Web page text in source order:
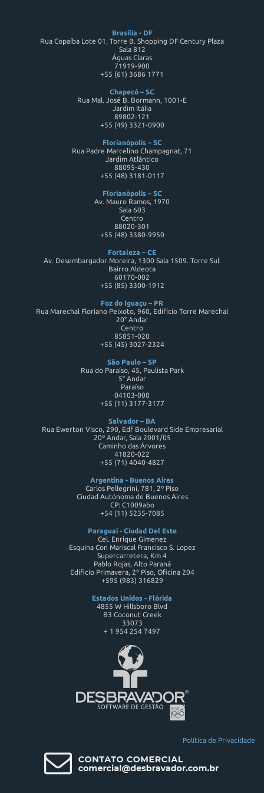
Brasília - DF
Rua Copaíba Lote 01, Torre B. Shopping DF Century Plaza
Sala 812
Águas Claras
71919-900
+55 (61) 3686 1771
Chapecó – SC
Rua Mal. José B. Bormann, 1001-E
Jardim Itália
89802-121
+55 (49) 3321-0900
Florianópolis – SC
Rua Padre Marcelino Champagnat, 71
Jardim Atlântico
88095-430
+55 (48) 3181-0117
Florianópolis – SC
Av. Mauro Ramos, 1970
Sala 603
Centro
88020-301
+55 (48) 3380-9950
Fortaleza – CE
Av. Desembargador Moreira, 1300 Sala 1509. Torre Sul.
Bairro Aldeota
60170-002
+55 (85) 3300-1912
Foz do Iguaçu – PR
Rua Marechal Floriano Peixoto, 960, Edifício Torre Marechal
20° Andar
Centro
85851-020
+55 (45) 3027-2324
São Paulo – SP
Rua do Paraíso, 45, Paulista Park
5° Andar
Paraíso
04103-000
+55 (11) 3177-3177
Salvador – BA
Rua Ewerton Visco, 290, Edf Boulevard Side Empresarial
20º Andar, Sala 2001/05
Caminho das Árvores
41820-022
+55 (71) 4040-4827
Argentina - Buenos Aires
Carlos Pellegrini, 781, 2º Piso
Ciudad Autónoma de Buenos Aires
CP: C1009abo
+54 (11) 5235-7085
Paraguai - Ciudad Del Este
Cel. Enrique Gimenez
Esquina Con Mariscal Francisco S. Lopez
Supercarretera, Km 4
Pablo Rojas, Alto Paraná
Edificio Primavera, 2º Piso, Oficina 204
+595 (983) 316829
Estados Unidos - Flórida
4855 W Hillsboro Blvd
B3 Coconut Creek
33073
+ 1 954 254 7497
Política de Privacidade